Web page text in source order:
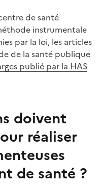
de santé
instrumentale
par la loi, les articles
de la santé publique
publié par la HAS
doivent
réaliser
de santé ?